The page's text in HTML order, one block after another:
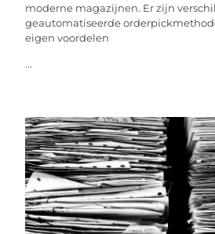
moderne magazijnen. Er zijn
geautomatiseerde
eigen voordelen
...